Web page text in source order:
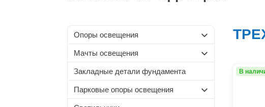
Oпоры oсвeщения
Силовые опоры освещения
Граненые силовые опоры
МС
Круглоконические силовые
опоры
Несиловые опоры
освещения
Несиловые граненые опоры
Складывающиеся опоры
Мачты освещения
Со стационарной короной
МС-С
МС-Т
Закладные детали фундамента
Парковые опоры освещения
В